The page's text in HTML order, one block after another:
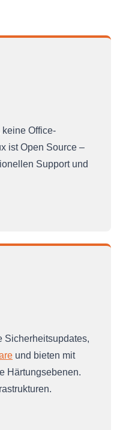
Office-
ist Open Source –
Support und
Sicherheitsupdates,
und bieten mit
Härtungsebenen.